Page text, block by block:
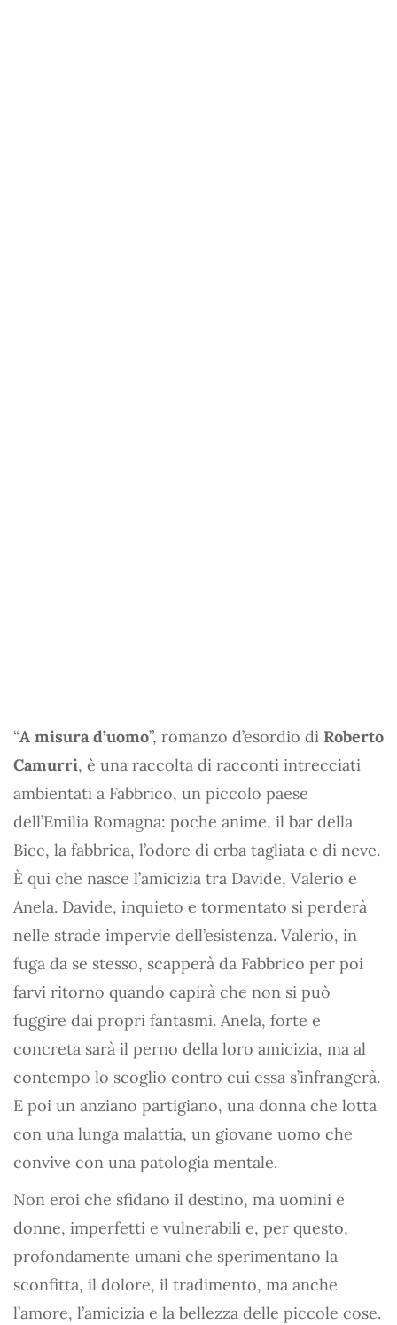
“A misura d’uomo”, romanzo d’esordio di Roberto
Camurri, è una raccolta di racconti intrecciati
ambientati a Fabbrico, un piccolo paese
dell’Emilia Romagna: poche anime, il bar della
Bice, la fabbrica, l’odore di erba tagliata e di neve.
È qui che nasce l’amicizia tra Davide, Valerio e
Anela. Davide, inquieto e tormentato si perderà
nelle strade impervie dell’esistenza. Valerio, in
fuga da se stesso, scapperà da Fabbrico per poi
farvi ritorno quando capirà che non si può
fuggire dai propri fantasmi. Anela, forte e
concreta sarà il perno della loro amicizia, ma al
contempo lo scoglio contro cui essa s’infrangerà.
E poi un anziano partigiano, una donna che lotta
con una lunga malattia, un giovane uomo che
convive con una patologia mentale.
Non eroi che sfidano il destino, ma uomini e
donne, imperfetti e vulnerabili e, per questo,
profondamente umani che sperimentano la
sconfitta, il dolore, il tradimento, ma anche
l’amore, l’amicizia e la bellezza delle piccole cose.